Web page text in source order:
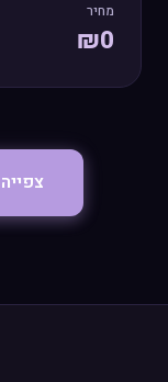
מחיר
₪0
צפייה